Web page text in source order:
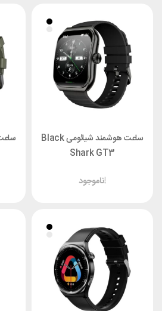
ساعت هوشمند شیائومی Black
Shark GT3
ناموجود!